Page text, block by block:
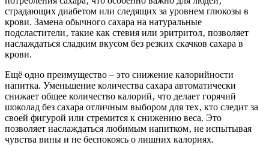
страдающих диабетом или следящих за уровнем глюкозы в
крови. Замена обычного сахара на натуральные
подсластители‚ такие как стевия или эритритол‚ позволяет
наслаждаться сладким вкусом без резких скачков сахара в
крови.
Ещё одно преимущество – это снижение калорийности
напитка. Уменьшение количества сахара автоматически
снижает общее количество калорий‚ что делает горячий
шоколад без сахара отличным выбором для тех‚ кто следит за
своей фигурой или стремится к снижению веса. Это
позволяет наслаждаться любимым напитком‚ не испытывая
чувства вины и не беспокоясь о лишних калориях.